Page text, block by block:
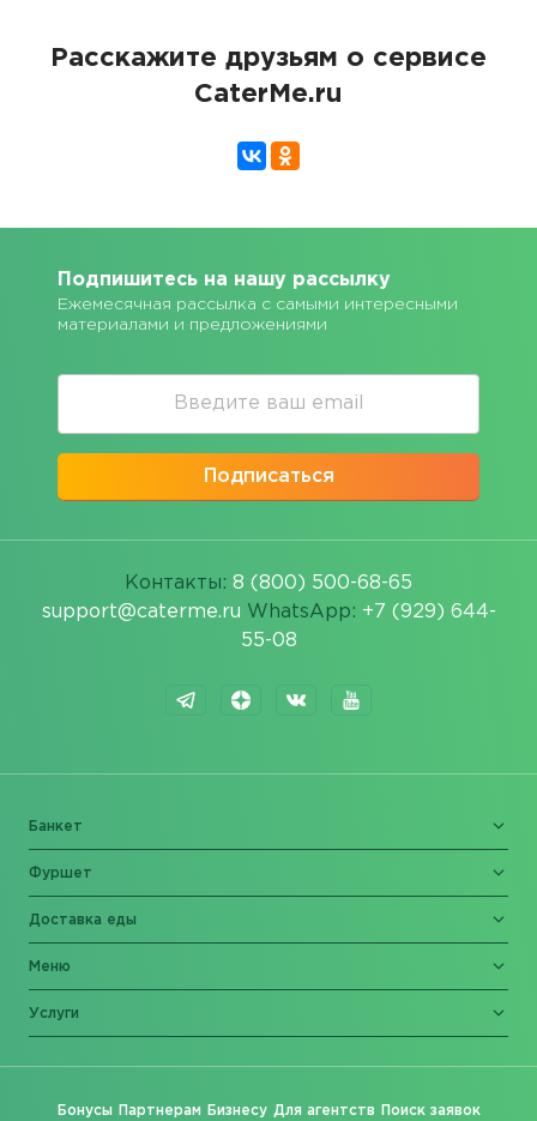
Расскажите друзьям о сервисе
CaterMe.ru
Подпишитесь на нашу рассылку
Ежемесячная рассылка с самыми интересными
материалами и предложениями
Подписаться
Контакты: 8 (800) 500-68-65
support@caterme.ru WhatsApp: +7 (929) 644-
55-08
Банкет
Фуршет
Доставка еды
Меню
Услуги
Бонусы Партнерам Бизнесу Для агентств Поиск заявок